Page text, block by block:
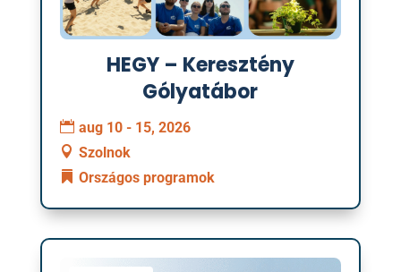
HEGY – Keresztény
Gólyatábor
aug 10 - 15, 2026
Szolnok
Országos programok